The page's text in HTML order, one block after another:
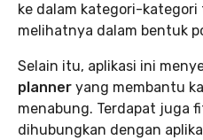
ke dalam kategori-
melihatnya dalam bentuk
Selain itu, aplikasi ini
planner yang membantu
menabung. Terdapat juga
dihubungkan dengan